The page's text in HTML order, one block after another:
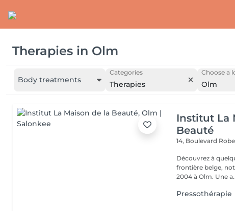
Therapies in Olm
Body treatments
Categories
Therapies
Choose a
Olm
Institut La
Beauté
14, Boulevard
Découvrez à
frontière belge,
2004 à Olm. Une
Pressothérapie